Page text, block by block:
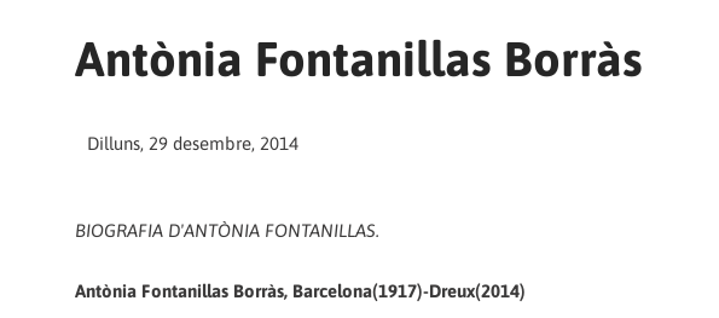
Antònia Fontanillas Borràs
Dilluns, 29 desembre, 2014
BIOGRAFIA D'ANTÒNIA FONTANILLAS.
Antònia Fontanillas Borràs, Barcelona(1917)-Dreux(2014)